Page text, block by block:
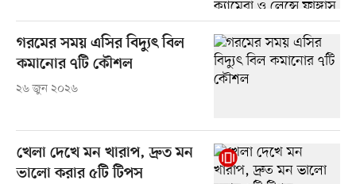
গরমের সময় এসির বিদ্যুৎ বিল
কমানোর ৭টি কৌশল
২৬ জুন ২০২৬
খেলা দেখে মন খারাপ, দ্রুত মন
ভালো করার ৫টি টিপস